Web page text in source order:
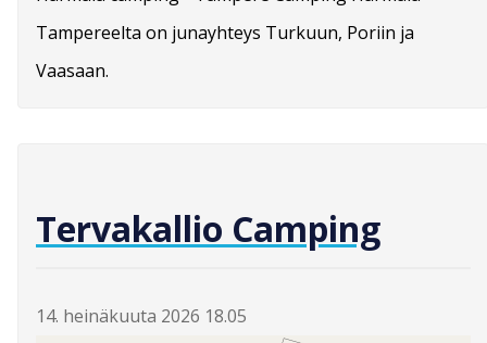
Tampereelta on junayhteys Turkuun, Poriin ja
Vaasaan.
Tervakallio Camping
14. heinäkuuta 2026 18.05